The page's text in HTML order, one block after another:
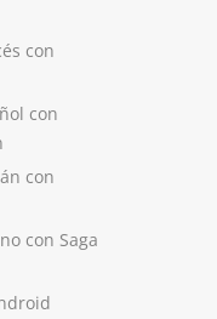
con
con
con
con Saga